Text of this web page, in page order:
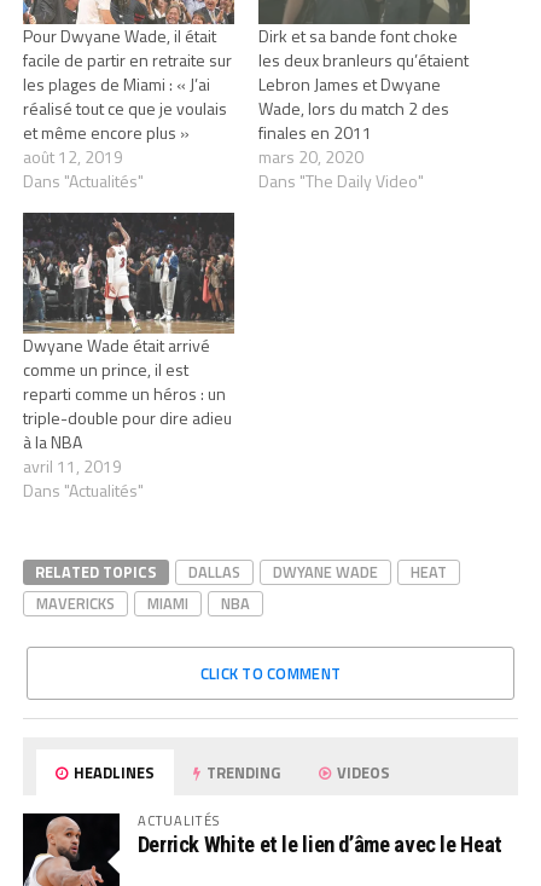
Pour Dwyane Wade, il était
facile de partir en retraite sur
les plages de Miami : « J’ai
réalisé tout ce que je voulais
et même encore plus »
août 12, 2019
Dans "Actualités"
Dirk et sa bande font choke
les deux branleurs qu’étaient
Lebron James et Dwyane
Wade, lors du match 2 des
finales en 2011
mars 20, 2020
Dans "The Daily Video"
Dwyane Wade était arrivé
comme un prince, il est
reparti comme un héros : un
triple-double pour dire adieu
à la NBA
avril 11, 2019
Dans "Actualités"
RELATED TOPICS DALLAS DWYANE WADE
HEAT
MAVERICKS
MIAMI NBA
CLICK TO COMMENT
HEADLINES TRENDING VIDEOS
ACTUALITÉS
Derrick White et le lien d’âme avec le Heat